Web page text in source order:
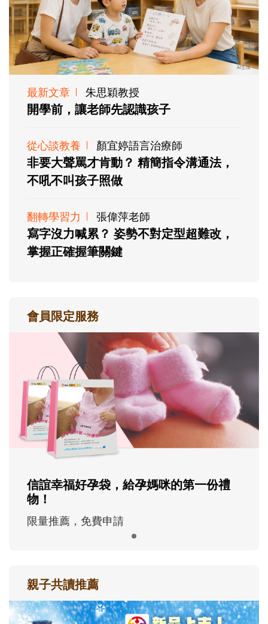
最新文章 朱思穎教授
開學前，讓老師先認識孩子
從心談教養 顏宜婷語言治療師
非要大聲罵才肯動？ 精簡指令溝通法，
不吼不叫孩子照做
翻轉學習力 張偉萍老師
寫字沒力喊累？ 姿勢不對定型超難改，
掌握正確握筆關鍵
會員限定服務
信誼幸福好孕袋，給孕媽咪的第一份禮
物！
限量推薦，免費申請
親子共讀推薦